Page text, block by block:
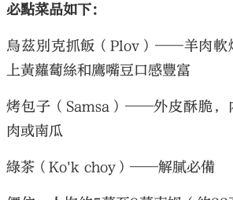
必點菜品如下：
烏茲別克抓飯（Plov）——羊肉軟
上黃蘿蔔絲和鷹嘴豆口感豐富
烤包子（Samsa）——外皮酥脆，
肉或南瓜
綠茶（Ko'k choy）——解膩必備